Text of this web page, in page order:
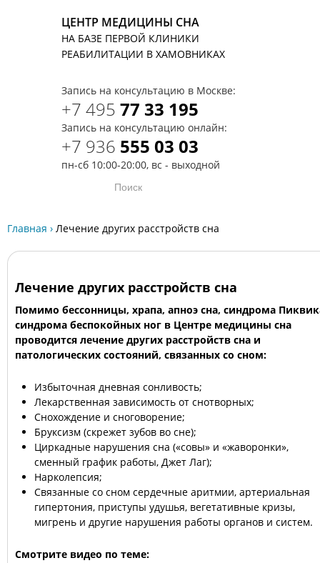
ЦЕНТР МЕДИЦИНЫ СНА
НА БАЗЕ ПЕРВОЙ КЛИНИКИ
РЕАБИЛИТАЦИИ В ХАМОВНИКАХ
Запись на консультацию в Москве:
+7 495 77 33 195
Запись на консультацию онлайн:
+7 936 555 03 03
пн-сб 10:00-20:00, вс - выходной
Главная › Лечение других расстройств сна
Лечение других расстройств сна
Помимо бессонницы, храпа, апноэ сна, синдрома
синдрома беспокойных ног в Центре медицины сна
проводится лечение других расстройств сна и
патологических состояний, связанных со сном:
Избыточная дневная сонливость;
Лекарственная зависимость от снотворных;
Снохождение и сноговорение;
Бруксизм (скрежет зубов во сне);
Циркадные нарушения сна («совы» и «жаворонки»,
сменный график работы, Джет Лаг);
Нарколепсия;
Связанные со сном сердечные аритмии, артериальная
гипертония, приступы удушья, вегетативные кризы,
мигрень и другие нарушения работы органов и систем.
Смотрите видео по теме: